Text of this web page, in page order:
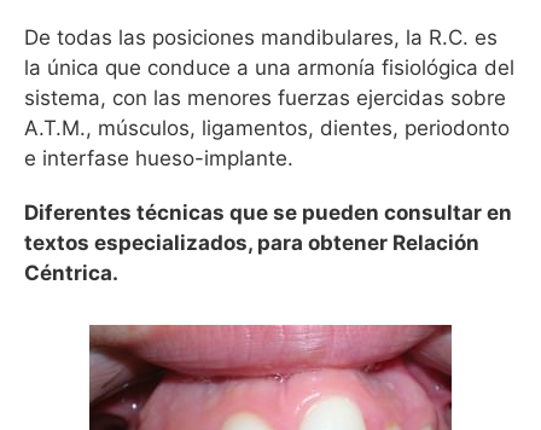
De todas las posiciones mandibulares, la R.C. es
la única que conduce a una armonía fisiológica del
sistema, con las menores fuerzas ejercidas sobre
A.T.M., músculos, ligamentos, dientes, periodonto
e interfase hueso-implante.
Diferentes técnicas que se pueden consultar en
textos especializados, para obtener Relación
Céntrica.